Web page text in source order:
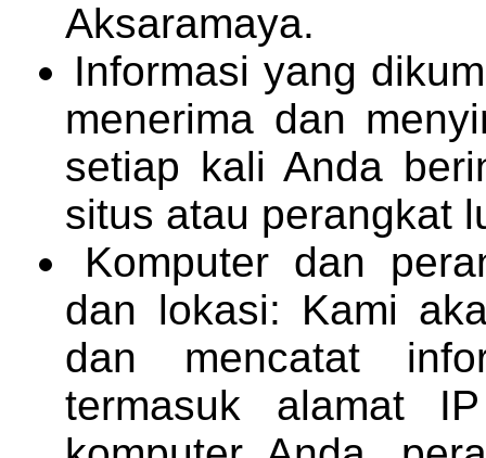
Aksaramaya.
Informasi yang
menerima dan
setiap kali Anda
situs atau perangkat
Komputer dan
dan lokasi: Kami
dan mencatat
termasuk alamat